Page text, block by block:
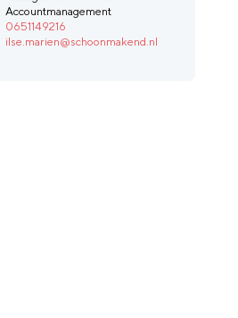
Accountmanagement
0651149216
ilse.marien@schoonmakend.nl